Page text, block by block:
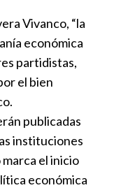
Vivanco, “la
económica
partidistas,
el bien
publicadas
instituciones
el inicio
económica